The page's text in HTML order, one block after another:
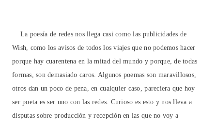
La poesía de redes nos llega casi como las publicidades de
Wish, como los avisos de todos los viajes que no podemos hacer
porque hay cuarentena en la mitad del mundo y porque, de todas
formas, son demasiado caros. Algunos poemas son maravillosos,
otros dan un poco de pena, en cualquier caso, pareciera que hoy
ser poeta es ser uno con las redes. Curioso es esto y nos lleva a
disputas sobre producción y recepción en las que no voy a